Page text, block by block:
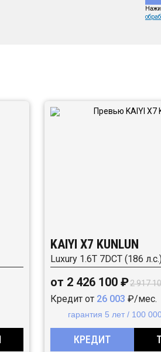
KAIYI X7 KUNLUN
Luxury 1.6T 7DCT (186
от 2 426 100 ₽2 917
Кредит от 26 003 ₽/мес.
гарантия 5 лет / 100
КРЕДИТ